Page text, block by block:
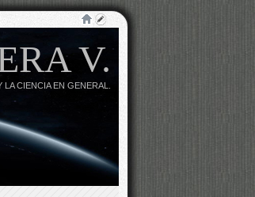
V.
CIENCIA EN GENERAL.